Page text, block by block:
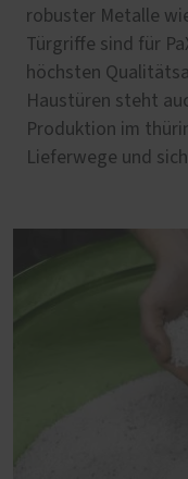
robuster Metalle
Türgriffe sind für
höchsten
Haustüren steht
Produktion im
Lieferwege und